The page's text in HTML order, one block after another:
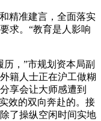
精准建言，全面落实
求。“教育是人影响
，”市规划资本局副
籍人士正在沪工做糊
享会让大师感遭到
效的双向奔赴的。接
了操纵空闲时间实地